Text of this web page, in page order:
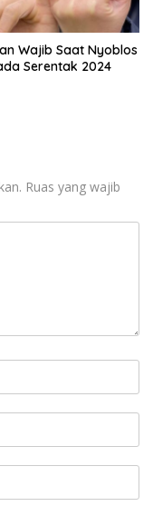
Wajib Saat Nyoblos
Serentak 2024
Ruas yang wajib